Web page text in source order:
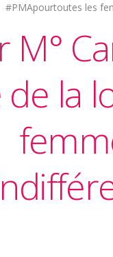
#PMApourtoutes les
M°
la